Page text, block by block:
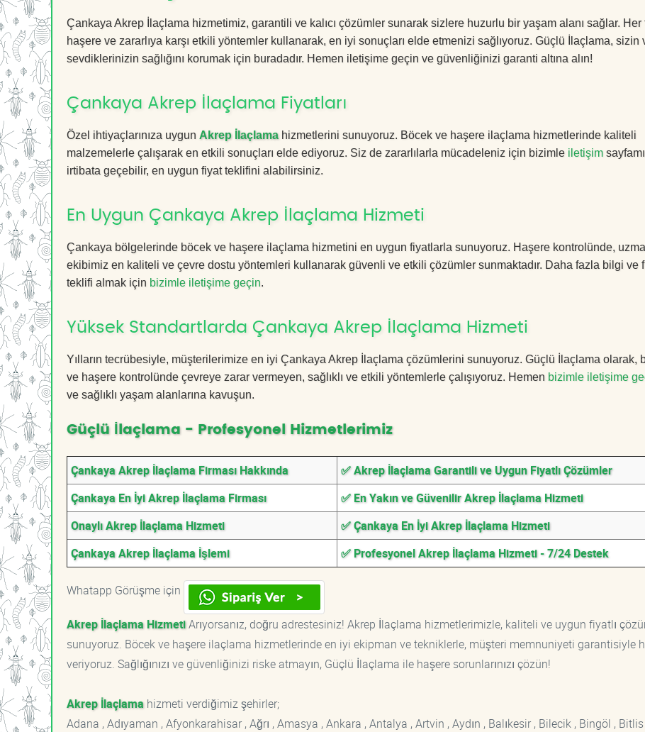
Çankaya Akrep İlaçlama hizmetimiz, garantili ve kalıcı çözümler sunarak sizlere huzurlu bir yaşam alanı sağlar. Her
haşere ve zararlıya karşı etkili yöntemler kullanarak, en iyi sonuçları elde etmenizi sağlıyoruz. Güçlü İlaçlama, sizin
sevdiklerinizin sağlığını korumak için buradadır. Hemen iletişime geçin ve güvenliğinizi garanti altına alın!
Çankaya Akrep İlaçlama Fiyatları
Özel ihtiyaçlarınıza uygun Akrep İlaçlamahizmetlerini sunuyoruz. Böcek ve haşere ilaçlama hizmetlerinde kaliteli
malzemelerle çalışarak en etkili sonuçları elde ediyoruz. Siz de zararlılarla mücadeleniz için bizimle iletişim
irtibata geçebilir, en uygun fiyat teklifini alabilirsiniz.
En Uygun Çankaya Akrep İlaçlama Hizmeti
Çankaya bölgelerinde böcek ve haşere ilaçlama hizmetini en uygun fiyatlarla sunuyoruz. Haşere kontrolünde,
ekibimiz en kaliteli ve çevre dostu yöntemleri kullanarak güvenli ve etkili çözümler sunmaktadır. Daha fazla bilgi ve
teklifi almak için bizimle iletişime geçin.
Yüksek Standartlarda Çankaya Akrep İlaçlama Hizmeti
Yılların tecrübesiyle, müşterilerimize en iyi Çankaya Akrep İlaçlama çözümlerini sunuyoruz. Güçlü İlaçlama olarak,
ve haşere kontrolünde çevreye zarar vermeyen, sağlıklı ve etkili yöntemlerle çalışıyoruz. Hemen bizimle iletişime
ve sağlıklı yaşam alanlarına kavuşun.
Güçlü İlaçlama - Profesyonel Hizmetlerimiz
Çankaya Akrep İlaçlama Firması Hakkında
✅ Akrep İlaçlama Garantili ve Uygun Fiyatlı Çözümler
Çankaya En İyi Akrep İlaçlama Firması
✅ En Yakın ve Güvenilir Akrep İlaçlama Hizmeti
Onaylı Akrep İlaçlama Hizmeti
✅ Çankaya En İyi Akrep İlaçlama Hizmeti
Çankaya Akrep İlaçlama İşlemi
✅ Profesyonel Akrep İlaçlama Hizmeti - 7/24 Destek
Whatapp Görüşme için
Akrep İlaçlama HizmetiArıyorsanız, doğru adrestesiniz! Akrep İlaçlama hizmetlerimizle, kaliteli ve uygun fiyatlı
sunuyoruz. Böcek ve haşere ilaçlama hizmetlerinde en iyi ekipman ve tekniklerle, müşteri memnuniyeti garantisiyle
veriyoruz. Sağlığınızı ve güvenliğinizi riske atmayın, Güçlü İlaçlama ile haşere sorunlarınızı çözün!
Akrep İlaçlama hizmeti verdiğimiz şehirler;
Adana , Adıyaman , Afyonkarahisar , Ağrı , Amasya , Ankara , Antalya , Artvin , Aydın , Balıkesir , Bilecik , Bingöl , Bitlis